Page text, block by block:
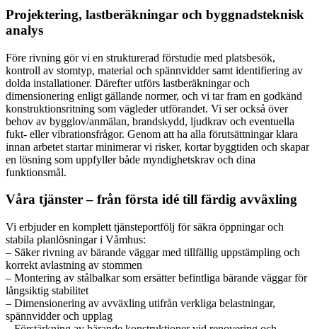
Projektering, lastberäkningar och byggnadsteknisk
analys
Före rivning gör vi en strukturerad förstudie med platsbesök,
kontroll av stomtyp, material och spännvidder samt identifiering av
dolda installationer. Därefter utförs lastberäkningar och
dimensionering enligt gällande normer, och vi tar fram en godkänd
konstruktionsritning som vägleder utförandet. Vi ser också över
behov av bygglov/anmälan, brandskydd, ljudkrav och eventuella
fukt- eller vibrationsfrågor. Genom att ha alla förutsättningar klara
innan arbetet startar minimerar vi risker, kortar byggtiden och skapar
en lösning som uppfyller både myndighetskrav och dina
funktionsmål.
Våra tjänster – från första idé till färdig avväxling
Vi erbjuder en komplett tjänsteportfölj för säkra öppningar och
stabila planlösningar i Våmhus:
– Säker rivning av bärande väggar med tillfällig uppstämpling och
korrekt avlastning av stommen
– Montering av stålbalkar som ersätter befintliga bärande väggar för
långsiktig stabilitet
– Dimensionering av avväxling utifrån verkliga belastningar,
spännvidder och upplag